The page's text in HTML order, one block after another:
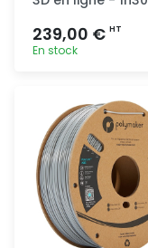
239,00 € HT
En stock
rapide